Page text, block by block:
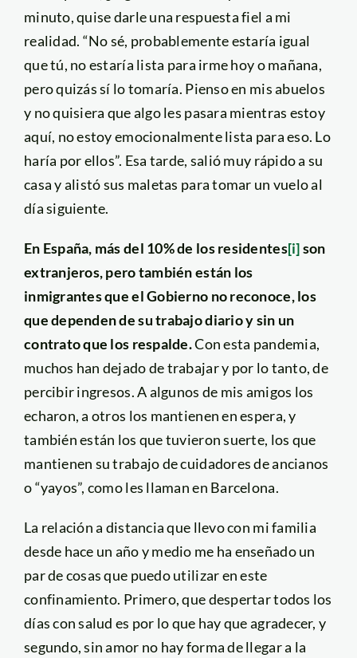
minuto, quise darle una respuesta fiel a mi
realidad. “No sé, probablemente estaría igual
que tú, no estaría lista para irme hoy o mañana,
pero quizás sí lo tomaría. Pienso en mis abuelos
y no quisiera que algo les pasara mientras estoy
aquí, no estoy emocionalmente lista para eso. Lo
haría por ellos”. Esa tarde, salió muy rápido a su
casa y alistó sus maletas para tomar un vuelo al
día siguiente.
En España, más del 10% de los residentes[i]son
extranjeros, pero también están los
inmigrantes que el Gobierno no reconoce, los
que dependen de su trabajo diario y sin un
contrato que los respalde.Con esta pandemia,
muchos han dejado de trabajar y por lo tanto, de
percibir ingresos. A algunos de mis amigos los
echaron, a otros los mantienen en espera, y
también están los que tuvieron suerte, los que
mantienen su trabajo de cuidadores de ancianos
o “yayos”, como les llaman en Barcelona.
La relación a distancia que llevo con mi familia
desde hace un año y medio me ha enseñado un
par de cosas que puedo utilizar en este
confinamiento. Primero, que despertar todos los
días con salud es por lo que hay que agradecer, y
segundo, sin amor no hay forma de llegar a la